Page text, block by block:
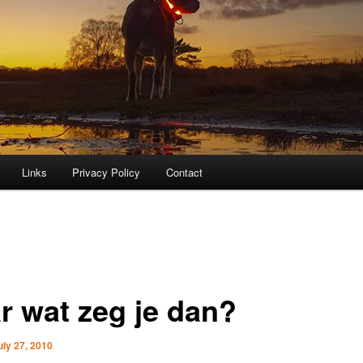
Links Privacy Policy Contact
wat zeg je dan?
27, 2010